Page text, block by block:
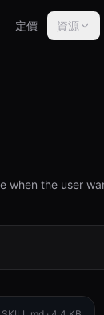
定價 資源
when the user